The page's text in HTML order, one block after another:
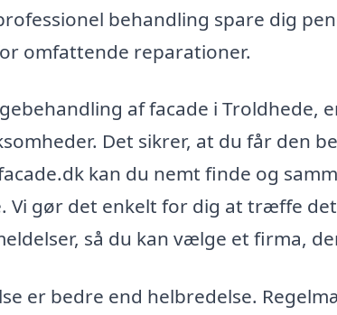
behandling spare dig
omfattende reparationer.
af facade i Troldhede,
Det sikrer, at du får den
kan du nemt finde og
Vi gør det enkelt for dig at træffe
så du kan vælge et firma,
er bedre end helbredelse.